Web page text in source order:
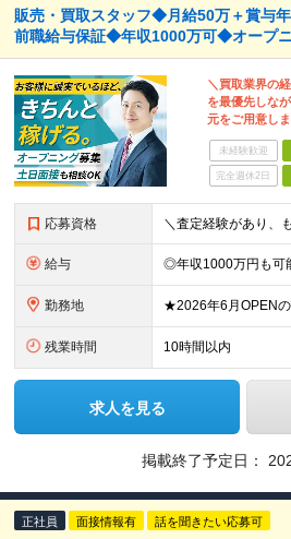
販売・買取スタッフ◆月給50万＋賞与
前職給与保証◆年収1000万可◆オープ
＼買取業界の
を最優先しな
元をご用意しま
未経験歓迎
完全週休2日
応募資格
給与
勤務地
残業時間 10時間以内
求人を見る
掲載終了予定日：
正社員 面接情報有 話を聞きたい応募可